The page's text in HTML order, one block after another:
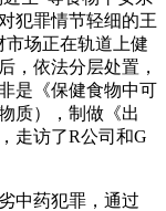
犯罪情节轻细的王
场正在轨道上健
，依法分层处置，
是《保健食物中可
质），制做《出
走访了R公司和G
中药犯罪，通过